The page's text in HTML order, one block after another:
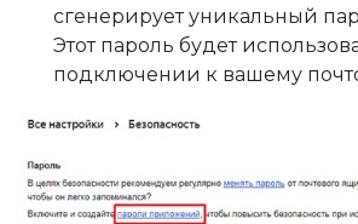
сгенерирует уникальный
Этот пароль будет
подключении к вашему